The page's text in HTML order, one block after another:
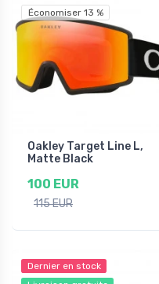
Économiser 13 %
Oakley Target Line L,
Matte Black
100 EUR
115 EUR
Dernier en stock